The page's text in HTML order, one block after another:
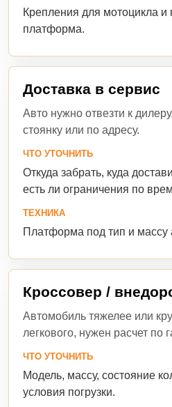
Крепления для мотоцикла
платформа.
Доставка в сервис
Авто нужно отвезти к
стоянку или по адресу.
ЧТО УТОЧНИТЬ
Откуда забрать, куда
есть ли ограничения по
ТЕХНИКА
Платформа под тип и массу
Кроссовер /
Автомобиль тяжелее или
легкового, нужен расчет по
ЧТО УТОЧНИТЬ
Модель, массу, состояние
условия погрузки.